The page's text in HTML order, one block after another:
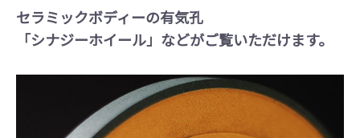
セラミックボディーの有気孔
「シナジーホイール」などがご覧いただけます。